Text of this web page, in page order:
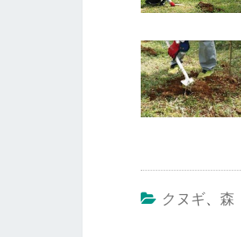
クヌギ、 森